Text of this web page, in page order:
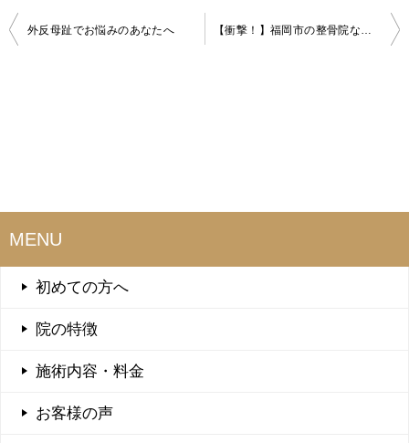
シ
ン
外反母趾でお悩みのあなたへ 【衝撃！】福岡市の整骨院ならここ！女性に多い”顎関節症”その正体とは…！
MENU
初めての方へ
院の特徴
施術内容・料金
お客様の声